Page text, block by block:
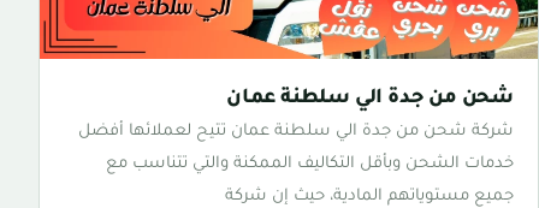
شحن من جدة الي سلطنة عمان
شركة شحن من جدة الي سلطنة عمان تتيح لعملائها أفضل
خدمات الشحن وبأقل التكاليف الممكنة والتي تتناسب مع
جميع مستوياتهم المادية، حيث إن شركة